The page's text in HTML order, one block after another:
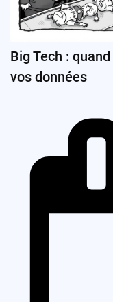
Big Tech :
vos données